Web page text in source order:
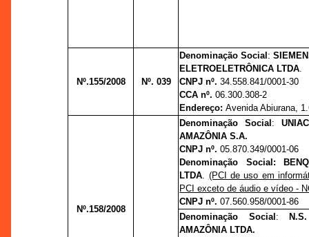
Nº.155/2008 Nº. 039
Denominação Social :
ELETROELETRÔNICA LTDA.
CNPJ nº. 34.558.841/0001-30
CCA nº. 06.300.308-2
Endereço:Avenida Abiurana,
Nº.158/2008
Denominação Social :
AMAZÔNIA S.A.
CNPJ nº. 05.870.349/0001-06
Denominação Social:
LTDA. (PCI de uso em
PCI exceto de áudio e vídeo -
CNPJ nº. 07.560.958/0001-86
Denominação Social :
AMAZÔNIA LTDA.